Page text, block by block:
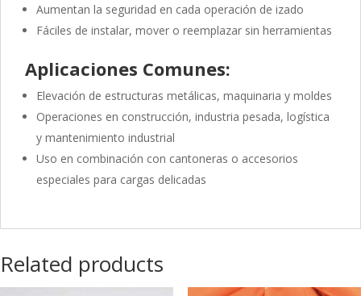
Aumentan la seguridad en cada operación de izado
Fáciles de instalar, mover o reemplazar sin herramientas
Aplicaciones Comunes:
Elevación de estructuras metálicas, maquinaria y moldes
Operaciones en construcción, industria pesada, logística
y mantenimiento industrial
Uso en combinación con cantoneras o accesorios
especiales para cargas delicadas
Related products